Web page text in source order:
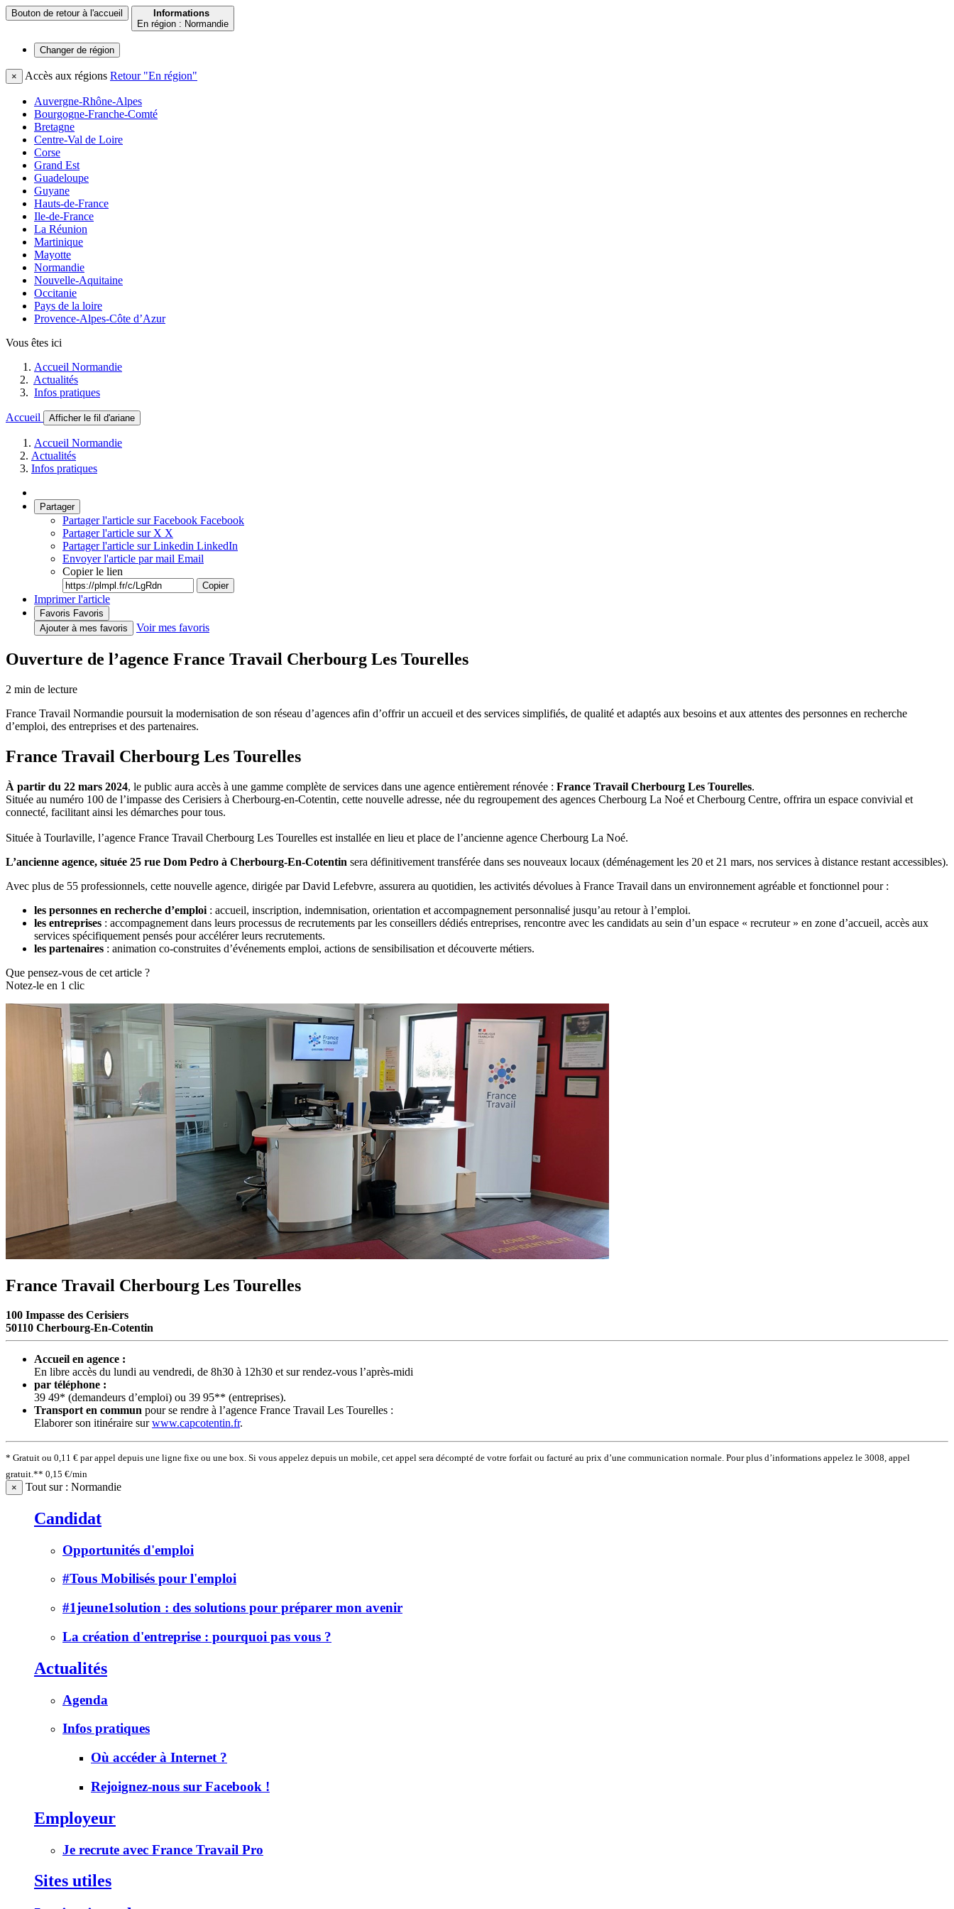
Bouton de retour à l'accueil
Informations
En région : Normandie
Changer de région
× Accès aux régions Retour "En région"
Auvergne-Rhône-Alpes
Bourgogne-Franche-Comté
Bretagne
Centre-Val de Loire
Corse
Grand Est
Guadeloupe
Guyane
Hauts-de-France
Ile-de-France
La Réunion
Martinique
Mayotte
Normandie
Nouvelle-Aquitaine
Occitanie
Pays de la loire
Provence-Alpes-Côte d’Azur
Vous êtes ici
Accueil Normandie
Actualités
Infos pratiques
Accueil Afficher le fil d'ariane
Accueil Normandie
Actualités
Infos pratiques
Partager
Partager l'article sur Facebook Facebook
Partager l'article sur X X
Partager l'article sur Linkedin LinkedIn
Envoyer l'article par mail Email
Copier le lien
Copier
Imprimer l'article
Favoris Favoris
Ajouter à mes favoris
Voir mes favoris
Ouverture de l’agence France Travail Cherbourg Les Tourelles
2 min de lecture
France Travail Normandie poursuit la modernisation de son réseau d’agences afin d’offrir un accueil et des services simplifiés, de qualité et adaptés aux besoins et aux attentes des personnes en recherche
d’emploi, des entreprises et des partenaires.
France Travail Cherbourg Les Tourelles
À partir du 22 mars 2024, le public aura accès à une gamme complète de services dans une agence entièrement rénovée : France Travail Cherbourg Les Tourelles.
Située au numéro 100 de l’impasse des Cerisiers à Cherbourg-en-Cotentin, cette nouvelle adresse, née du regroupement des agences Cherbourg La Noé et Cherbourg Centre, offrira un espace convivial et
connecté, facilitant ainsi les démarches pour tous.
Située à Tourlaville, l’agence France Travail Cherbourg Les Tourelles est installée en lieu et place de l’ancienne agence Cherbourg La Noé.
L’ancienne agence, située 25 rue Dom Pedro à Cherbourg-En-Cotentin sera définitivement transférée dans ses nouveaux locaux (déménagement les 20 et 21 mars, nos services à distance restant accessibles).
Avec plus de 55 professionnels, cette nouvelle agence, dirigée par David Lefebvre, assurera au quotidien, les activités dévolues à France Travail dans un environnement agréable et fonctionnel pour :
les personnes en recherche d’emploi : accueil, inscription, indemnisation, orientation et accompagnement personnalisé jusqu’au retour à l’emploi.
les entreprises : accompagnement dans leurs processus de recrutements par les conseillers dédiés entreprises, rencontre avec les candidats au sein d’un espace « recruteur » en zone d’accueil, accès aux
services spécifiquement pensés pour accélérer leurs recrutements.
les partenaires : animation co-construites d’événements emploi, actions de sensibilisation et découverte métiers.
Que pensez-vous de cet article ?
Notez-le en 1 clic
France Travail Cherbourg Les Tourelles
100 Impasse des Cerisiers
50110 Cherbourg-En-Cotentin
Accueil en agence :
En libre accès du lundi au vendredi, de 8h30 à 12h30 et sur rendez-vous l’après-midi
par téléphone :
39 49* (demandeurs d’emploi) ou 39 95** (entreprises).
Transport en commun pour se rendre à l’agence France Travail Les Tourelles :
​​​​​​​Elaborer son itinéraire surwww.capcotentin.fr.
* Gratuit ou 0,11 € par appel depuis une ligne fixe ou une box. Si vous appelez depuis un mobile, cet appel sera décompté de votre forfait ou facturé au prix d’une communication normale. Pour plus d’informations appelez le 3008, appel
gratuit.** 0,15 €/min
×
Tout sur : Normandie
Candidat
Opportunités d'emploi
#Tous Mobilisés pour l'emploi
#1jeune1solution : des solutions pour préparer mon avenir
La création d'entreprise : pourquoi pas vous ?
Actualités
Agenda
Infos pratiques
Où accéder à Internet ?
Rejoignez-nous sur Facebook !
Employeur
Je recrute avec France Travail Pro
Sites utiles